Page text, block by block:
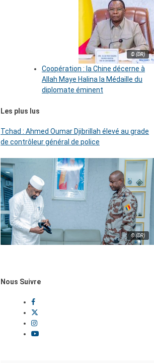
© (DR)
Coopération : la Chine décerne à
Allah Maye Halina la Médaille du
diplomate éminent
Les plus lus
Tchad : Ahmed Oumar Djibrillah élevé au grade
de contrôleur général de police
© (DR)
Nous Suivre